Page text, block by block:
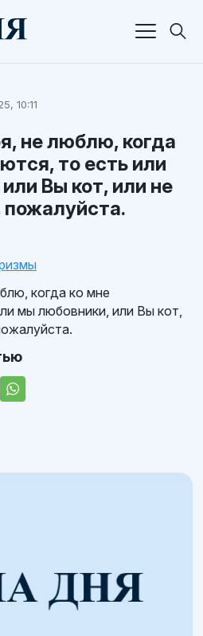
10:11
не люблю, когда
то есть или
Вы кот, или не
пожалуйста.
когда ко мне
мы любовники, или Вы кот,